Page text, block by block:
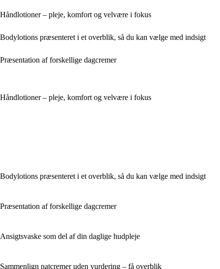
Håndlotioner – pleje, komfort og velvære i fokus
Bodylotions præsenteret i et overblik, så du kan vælge med indsigt
Præsentation af forskellige dagcremer
Håndlotioner – pleje, komfort og velvære i fokus
Bodylotions præsenteret i et overblik, så du kan vælge med indsigt
Præsentation af forskellige dagcremer
Ansigtsvaske som del af din daglige hudpleje
Sammenlign natcremer uden vurdering – få overblik